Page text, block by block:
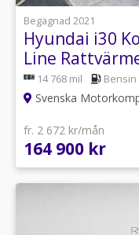
Begagnad 2021
Hyundai i30
Line
14 768 mil Bensin
Svenska
fr. 2 672 kr/mån
164 900 kr